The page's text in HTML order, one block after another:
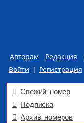
Авторам Редакция
Войти | Регистрация
Свежий номер
Подписка
Архив номеров